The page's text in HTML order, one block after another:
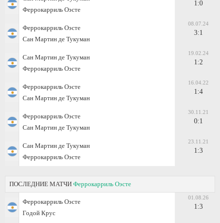
Феррокарриль Оэсте
1:0
Феррокарриль Оэсте
Сан Мартин де Тукуман
08.07.24
3:1
Сан Мартин де Тукуман
Феррокарриль Оэсте
19.02.24
1:2
Феррокарриль Оэсте
Сан Мартин де Тукуман
16.04.22
1:4
Феррокарриль Оэсте
Сан Мартин де Тукуман
30.11.21
0:1
Сан Мартин де Тукуман
Феррокарриль Оэсте
23.11.21
1:3
ПОСЛЕДНИЕ МАТЧИ Феррокарриль Оэсте
Феррокарриль Оэсте
Годой Крус
01.08.26
1:3